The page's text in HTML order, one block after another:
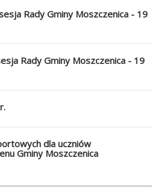
Rady Gminy Moszczenica - 19
Rady Gminy Moszczenica - 19
dla uczniów
Gminy Moszczenica